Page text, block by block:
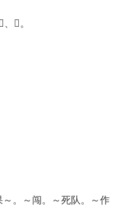
𣪏。
。～闯。～死队。～作